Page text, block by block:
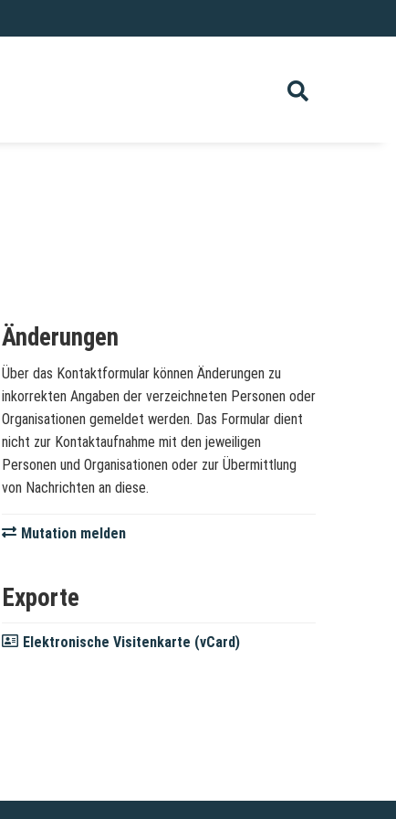
Änderungen
Über das Kontaktformular können Änderungen zu
inkorrekten Angaben der verzeichneten Personen oder
Organisationen gemeldet werden. Das Formular dient
nicht zur Kontaktaufnahme mit den jeweiligen
Personen und Organisationen oder zur Übermittlung
von Nachrichten an diese.
Mutation melden
Exporte
Elektronische Visitenkarte (vCard)